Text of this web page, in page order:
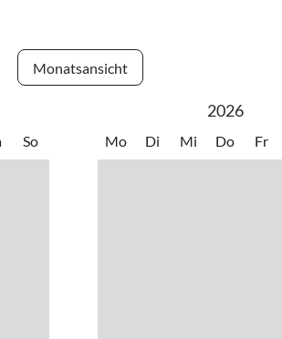
Monatsansicht
So
2026
Mo Di Mi Do Fr